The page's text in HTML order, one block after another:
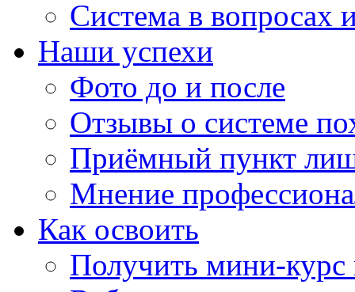
Система в вопросах
Наши успехи
Фото до и после
Отзывы о системе
Приёмный пункт
Мнение
Как освоить
Получить мини-